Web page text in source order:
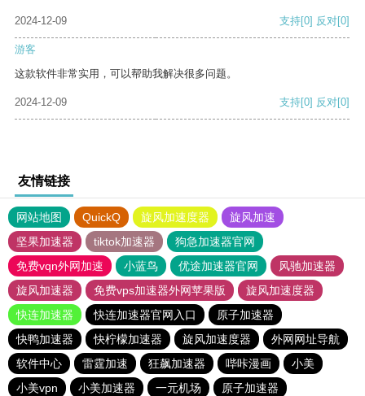
2024-12-09 支持[0] 反对[0]
游客
这款软件非常实用，可以帮助我解决很多问题。
2024-12-09 支持[0] 反对[0]
友情链接
网站地图 QuickQ 旋风加速度器
旋风加速
坚果加速器
tiktok加速器
狗急加速器官网
免费vqn外网加速
小蓝鸟 优途加速器官网
风驰加速器
旋风加速器
免费vps加速器外网苹果版
旋风加速度器
快连加速器
快连加速器官网入口
原子加速器
快鸭加速器
快柠檬加速器 旋风加速度器
外网网址导航
软件中心
雷霆加速 狂飙加速器 哔咔漫画
小美
小美vpn
小美加速器 一元机场
原子加速器